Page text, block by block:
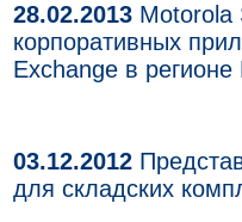
28.02.2013 Motorola
корпоративных
Exchange в регионе
03.12.2012
для складских